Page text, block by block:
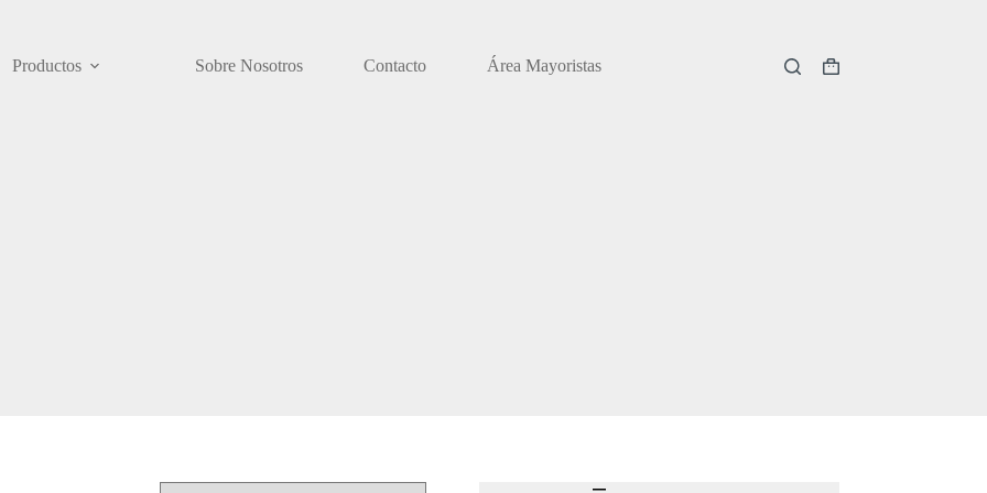
Productos Sobre Nosotros Contacto Área Mayoristas
Carro